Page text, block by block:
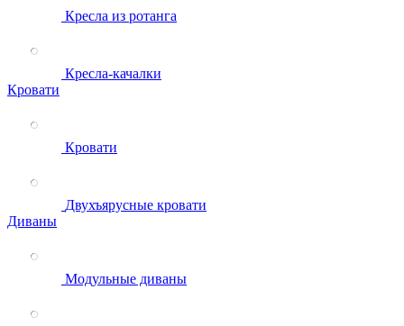
Кресла из ротанга
Кресла-качалки
Кровати
Кровати
Двухъярусные кровати
Диваны
Модульные диваны